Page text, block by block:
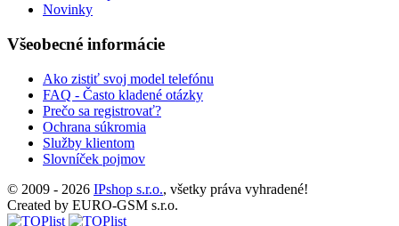
Novinky
Všeobecné informácie
Ako zistiť svoj model telefónu
FAQ - Často kladené otázky
Prečo sa registrovať?
Ochrana súkromia
Služby klientom
Slovníček pojmov
© 2009 - 2026 IPshop s.r.o., všetky práva vyhradené!
Created by EURO-GSM s.r.o.